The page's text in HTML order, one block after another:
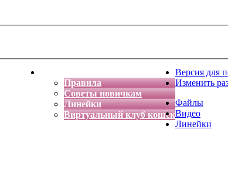
Правила
Советы новичкам
Линейки
Виртуальный клуб кошек
Версия для
Изменить
Файлы
Видео
Линейки